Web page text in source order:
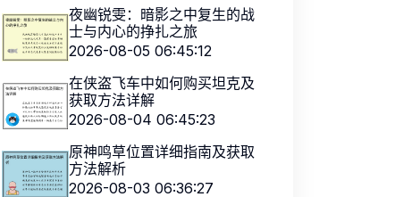
夜幽锐雯：暗影之中复生的战
士与内心的挣扎之旅
2026-08-05 06:45:12
在侠盗飞车中如何购买坦克及
获取方法详解
2026-08-04 06:45:23
原神鸣草位置详细指南及获取
方法解析
2026-08-03 06:36:27